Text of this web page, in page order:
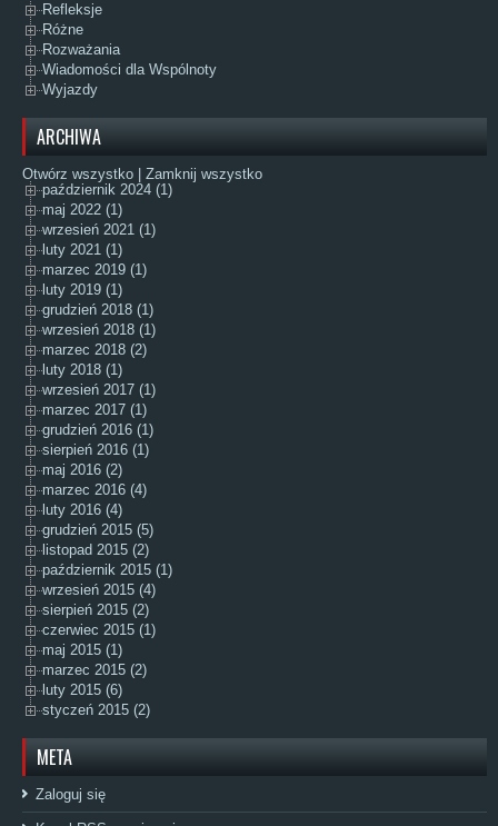
Refleksje
Różne
Rozważania
Wiadomości dla Wspólnoty
Wyjazdy
ARCHIWA
Otwórz wszystko
Zamknij wszystko
październik 2024 (1)
maj 2022 (1)
wrzesień 2021 (1)
luty 2021 (1)
marzec 2019 (1)
luty 2019 (1)
grudzień 2018 (1)
wrzesień 2018 (1)
marzec 2018 (2)
luty 2018 (1)
wrzesień 2017 (1)
marzec 2017 (1)
grudzień 2016 (1)
sierpień 2016 (1)
maj 2016 (2)
marzec 2016 (4)
luty 2016 (4)
grudzień 2015 (5)
listopad 2015 (2)
październik 2015 (1)
wrzesień 2015 (4)
sierpień 2015 (2)
czerwiec 2015 (1)
maj 2015 (1)
marzec 2015 (2)
luty 2015 (6)
styczeń 2015 (2)
META
Zaloguj się